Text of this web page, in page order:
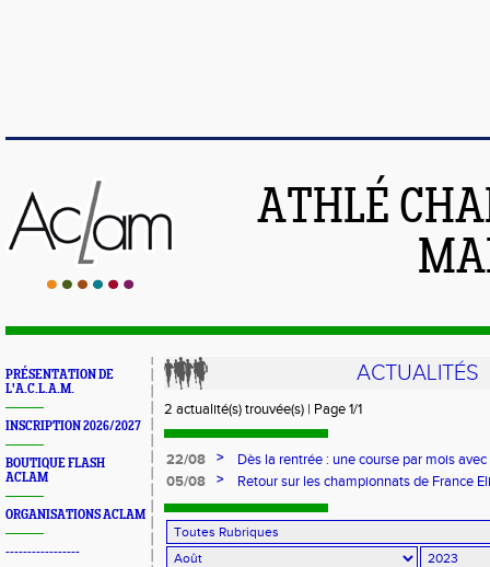
ATHLÉ
PRÉSENTATION DE
L'A.C.L.A.M.
INSCRIPTION 2026/2027
BOUTIQUE FLASH
ACLAM
ORGANISATIONS ACLAM
-----------------
ACTUALITÉS
2 actualité(s) trouvée(s) | Page 1/1
22/08 >
Dès la rentrée : une course par mois
05/08
>
Retour sur les championnats de France